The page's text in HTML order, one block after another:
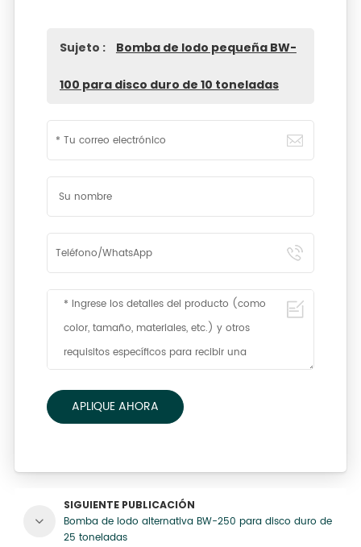
Sujeto : Bomba de lodo pequeña BW-
100 para disco duro de 10 toneladas
APLIQUE AHORA
SIGUIENTE PUBLICACIÓN
Bomba de lodo alternativa BW-250 para disco duro de
25 toneladas